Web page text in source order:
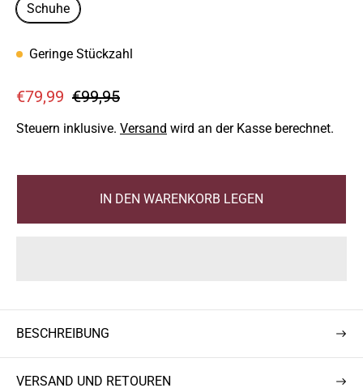
Schuhe
Geringe Stückzahl
V
r
f
e
i
s
€79,99 R
g
r
r
e
i
s
€99,95
Steuern inklusive. Versand wird an der Kasse berechnet.
IN DEN WARENKORB LEGEN
BESCHREIBUNG
VERSAND UND RETOUREN